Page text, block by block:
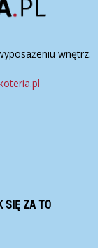
wnętrz.
SIĘ ZA TO